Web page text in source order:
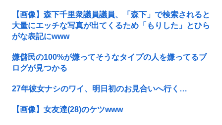
【画像】森下千里衆議員議員、「森下」で検索されると
大量にエッチな写真が出てくるため「もりした」とひら
がな表記にwww
嫌儲民の100%が嫌ってそうなタイプの人を嫌ってるブ
ログが見つかる
27年彼女ナシのワイ、明日初のお見合いへ行く…
【画像】女友達(28)のケツwww